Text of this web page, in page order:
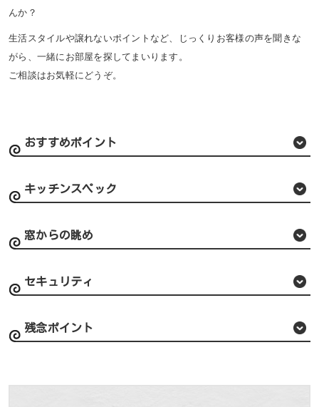
んか？
生活スタイルや譲れないポイントなど、じっくりお客様の声を聞きな
がら、一緒にお部屋を探してまいります。
ご相談はお気軽にどうぞ。
おすすめポイント
キッチンスペック
窓からの眺め
セキュリティ
残念ポイント